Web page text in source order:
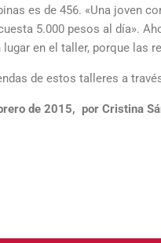
es de 456. «Una joven
5.000 pesos al día».
en el taller, porque las
de estos talleres a
de 2015, por Cristina